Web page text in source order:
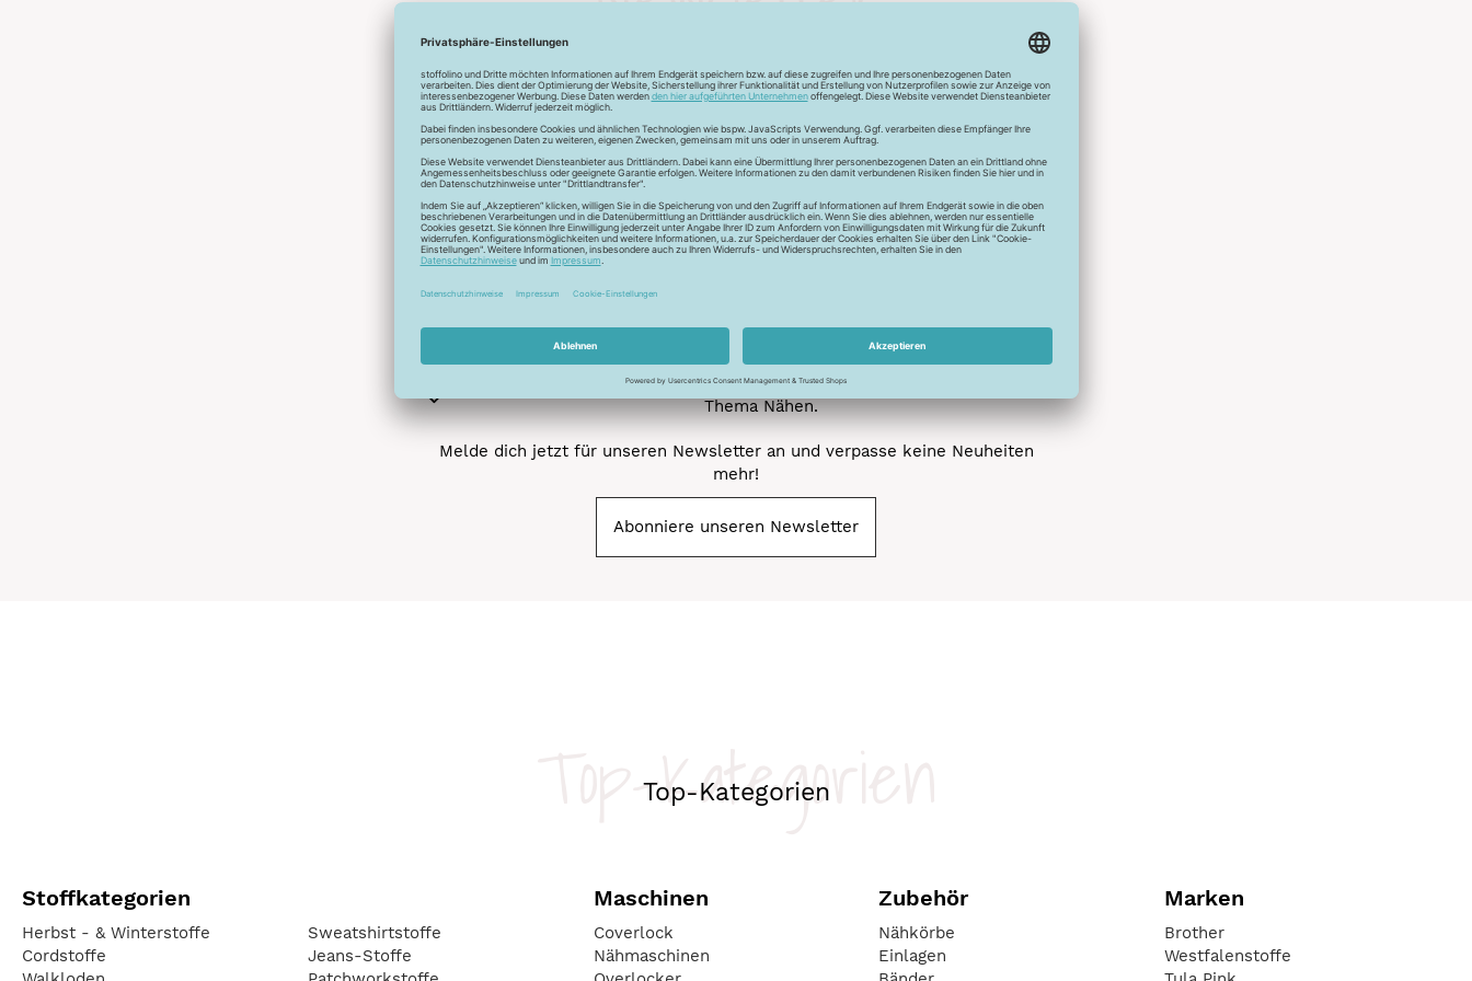
Abonniere jetzt unseren exklusiven Newsletter und profitiere von zahlreichen
Aktionen und Rabatte: Als Newsletter Abonnent erfährst du als erstes
von unseren Aktionen und Rabatten!
Neue Stoffe entdecken: Wir informieren dich regelmäßig über die
neuesten Stofftrends der Saison. Plane mit uns deine neuen
Nähprojekte.
Inspiration: Lass dich von unseren kreativen Ideen und Nähbeispielen
inspirieren! Wir teilen mit dir unsere DIY-Ideen und verraten dir die
Veranstaltungen: Kein Event ohne dich! Denn du erfährst vor allen
anderen von unseren geplanten Events.
Gewinnspiele: Sichere dir deine Chance auf tolle Preise rund um das
Thema Nähen.
Melde dich jetzt für unseren Newsletter an und verpasse keine Neuheiten
mehr!
Abonniere unseren Newsletter
Top-Kategorien
Top-Kategorien
Stoffkategorien
Herbst - & Winterstoffe
Cordstoffe
Sweatshirtstoffe
Jeans-Stoffe
Maschinen
Coverlock
Nähmaschinen
Zubehör
Nähkörbe
Einlagen
Marken
Brother
Westfalenstoffe